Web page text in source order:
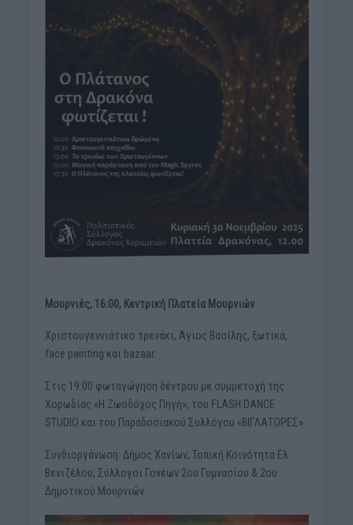
Μουρνιές, 16:00, Κεντρική Πλατεία Μουρνιών
Χριστουγεννιάτικο τρενάκι, Άγιος Βασίλης, ξωτικά,
face painting και bazaar.
Στις 19:00 φωταγώγηση δέντρου με συμμετοχή της
Χορωδίας «Η Ζωοδόχος Πηγή», του FLASH DANCE
STUDIO και του Παραδοσιακού Συλλόγου «ΒΙΓΛΑΤΟΡΕΣ».
Συνδιοργάνωση: Δήμος Χανίων, Τοπική Κοινότητα Ελ.
Βενιζέλου, Σύλλογοι Γονέων 2ου Γυμνασίου & 2ου
Δημοτικού Μουρνιών.